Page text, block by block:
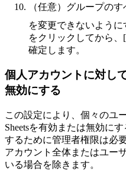
（任意）グループの
を変更できないよう
をクリックしてから、[
確定します。
個人アカウントに対し
無効にする
この設定により、個々のユ
Sheetsを有効または無効に
するために管理者権限は必
アカウント全体またはユー
いる場合を除きます。